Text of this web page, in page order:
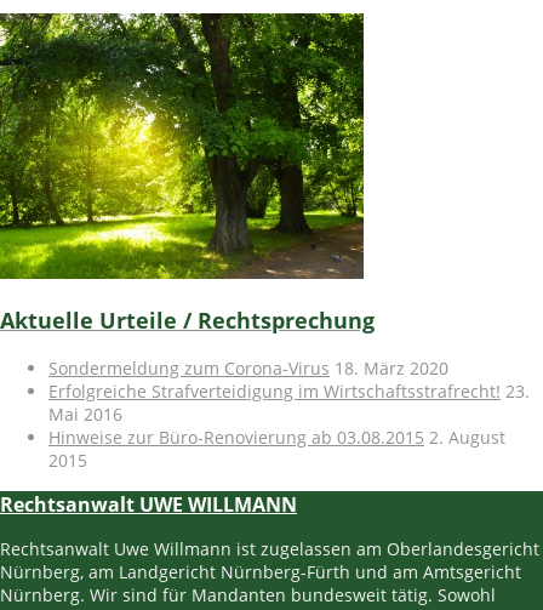
Aktuelle Urteile / Rechtsprechung
Sondermeldung zum Corona-Virus 18. März 2020
Erfolgreiche Strafverteidigung im Wirtschaftsstrafrecht! 23.
Mai 2016
Hinweise zur Büro-Renovierung ab 03.08.2015 2. August
2015
Rechtsanwalt UWE WILLMANN
Rechtsanwalt Uwe Willmann ist zugelassen am Oberlandesgericht
Nürnberg, am Landgericht Nürnberg-Fürth und am Amtsgericht
Nürnberg. Wir sind für Mandanten bundesweit tätig. Sowohl